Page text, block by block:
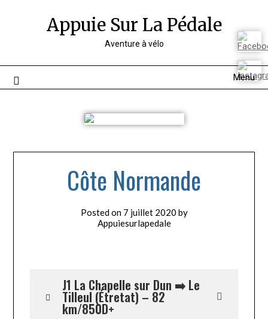
Appuie Sur La Pédale
Aventure à vélo
Menu
Côte Normande
Posted on 7 juillet 2020 by
Appuiesurlapedale
J1 La Chapelle sur Dun ➡️ Le
Tilleul (Étretat) – 82
km/850D+